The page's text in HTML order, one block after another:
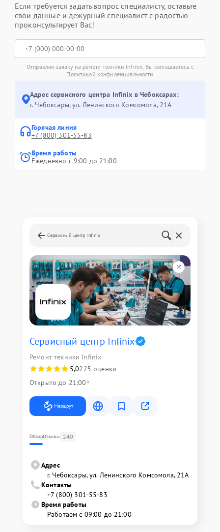
Если требуется задать вопрос специалисту, оставьте
свои данные и дежурный специалист с радостью
проконсультирует Вас!
Отправляя заявку на ремонт техники Infinix, Вы соглашаетесь с
Политикой конфиденциальности
Адрес сервисного центра Infinix в Чебоксарах:
г. Чебоксары, ул. Ленинского Комсомола, 21А
Горячая линия
+7 (800) 301-55-83
Время работы
Ежедневно с 9:00 до 21:00
Сервисный центр Infinix
Сервисный центр Infinix
Ремонт техники Infinix
5,0225 оценки
Открыто до 21:00
Маршрут
ОбзорОтзывы 240
Адрес
г. Чебоксары, ул. Ленинского Комсомола, 21А
Контакты
+7 (800) 301-55-83
Время работы
Работаем с 09:00 до 21:00